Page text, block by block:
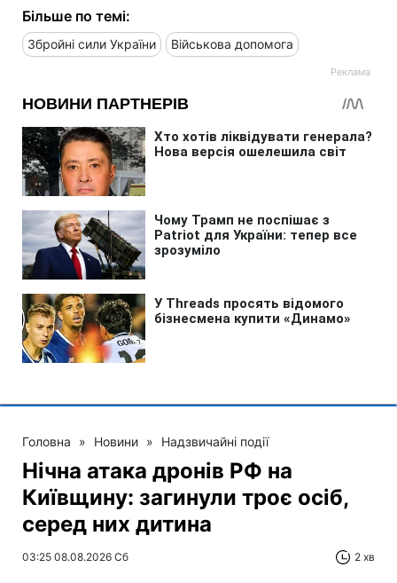
Більше по темі:
Збройні сили України Військова допомога
Головна » Новини » Надзвичайні події
Нічна атака дронів РФ на
Київщину: загинули троє осіб,
серед них дитина
03:25 08.08.2026 Сб 2 хв